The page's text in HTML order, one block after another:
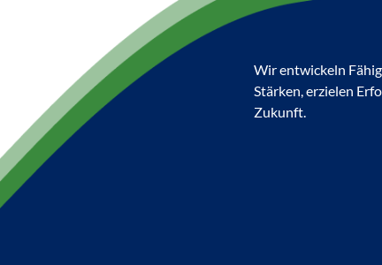
Wir entwickeln
Stärken, erzielen
Zukunft.